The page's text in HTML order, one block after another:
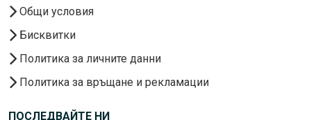
Общи условия
Бисквитки
Политика за личните данни
Политика за връщане и рекламации
ПОСЛЕДВАЙТЕ НИ